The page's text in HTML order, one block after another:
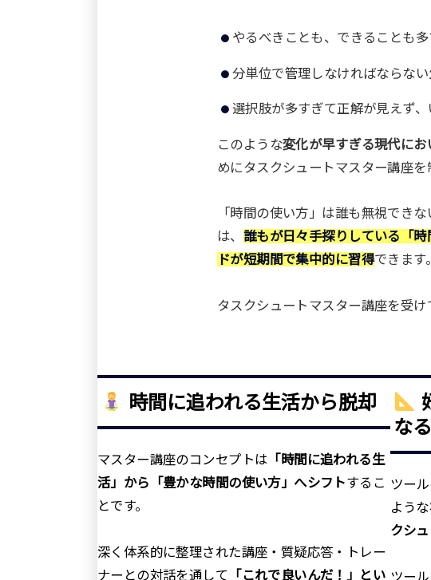
やるべきことも、できることも
分単位で管理しなければならな
選択肢が多すぎて正解が見えず
このような変化が早すぎる現代に
めにタスクシュートマスター講座を
「時間の使い方」は誰も無視でき
は、 誰もが日々手探りしている「
ドが短期間で集中的に習得できます。
タスクシュートマスター講座を受け
時間に追われる生活から脱却
マスター講座のコンセプトは 「時間に追われる生
活」から「豊かな時間の使い方」へシフトするこ
とです。
深く体系的に整理された講座・質疑応答・トレー
ナーとの対話を通して 「これで良いんだ！」とい
なる
ツー
よう
クシ
ツー